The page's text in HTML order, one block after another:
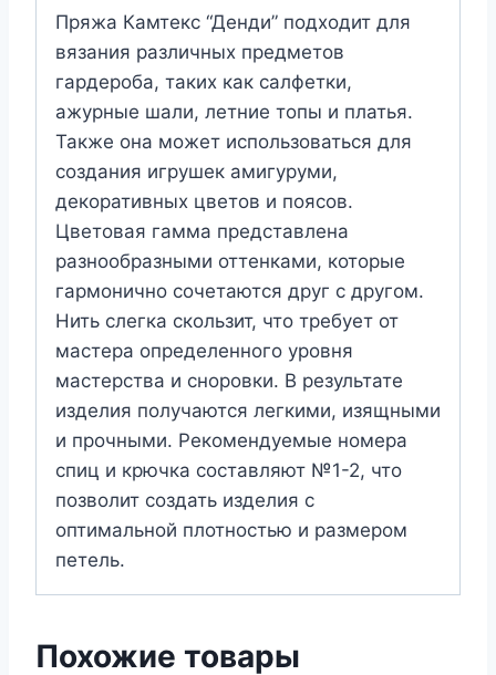
Пряжа Камтекс “Денди” подходит для
вязания различных предметов
гардероба, таких как салфетки,
ажурные шали, летние топы и платья.
Также она может использоваться для
создания игрушек амигуруми,
декоративных цветов и поясов.
Цветовая гамма представлена
разнообразными оттенками, которые
гармонично сочетаются друг с другом.
Нить слегка скользит, что требует от
мастера определенного уровня
мастерства и сноровки. В результате
изделия получаются легкими, изящными
и прочными. Рекомендуемые номера
спиц и крючка составляют №1-2, что
позволит создать изделия с
оптимальной плотностью и размером
петель.
Похожие товары